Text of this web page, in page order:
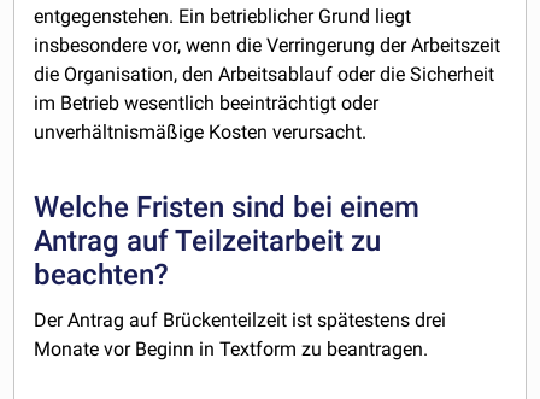
entgegenstehen. Ein betrieblicher Grund liegt
insbesondere vor, wenn die Verringerung der Arbeitszeit
die Organisation, den Arbeitsablauf oder die Sicherheit
im Betrieb wesentlich beeinträchtigt oder
unverhältnismäßige Kosten verursacht.
Welche Fristen sind bei einem
Antrag auf Teilzeitarbeit zu
beachten?
Der Antrag auf Brückenteilzeit ist spätestens drei
Monate vor Beginn in Textform zu beantragen.